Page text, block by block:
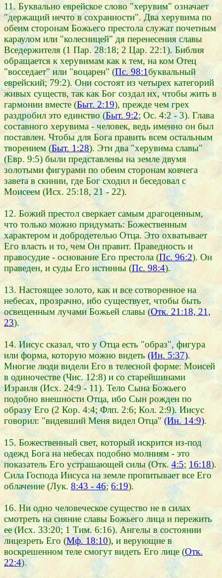
11. Буквально еврейское слово "херувим" означает
"держащий нечто в сохранности". Два херувима по
обеим сторонам Божьего престола служат почетным
караулом или "колесницей" дя перенесения славы
Вседержителя (1 Пар. 28:18; 2 Цар. 22:1). Библия
обращается к херувимам как к тем, на ком Отец
"восседает" или "воцарен" (Пс. 98:1буквальный
еврейский; 79:2). Они состоят из четырех категорий
живых существ, так как Бог создал их, чтобы жить в
гармонии вместе (Быт. 2:19), прежде чем грех
раздробил это единство (Быт. 9:2; Ос. 4:2 - 3). Глава
составного херувима - человек, ведь именно он был
поставлен. Чтобы для Бога править всем остальным
творением (Быт. 1:28). Эти два "херувима славы"
(Евр. 9:5) были представлены на земле двумя
золотыми фигурами по обеим сторонам ковчега
завета в скинии, где Бог сходил и беседовал с
Моисеем (Исх. 25:18, 21 - 22).
12. Божий престол сверкает самым драгоценным,
что только можно придумать: Божественным
характером и добродетелью Отца. Это охватывает
Его власть и то, чем Он правит. Праведность и
правосудие - основание Его престола (Пс. 96:2). Он
праведен, и суды Его истинны (Пс. 98:4).
13. Настоящее золото, как и все сотворенное на
небесах, прозрачно, ибо существует, чтобы быть
освещенным лучами Божьей славы (Отк. 21:18, 21,
23).
14. Иисус сказал, что у Отца есть "образ", фигура
или форма, которую можно видеть(Ин. 5:37).
Многие люди видели Его в телесной форме: Моисей
в одиночестве (Чис. 12:8) и со старейшинами
Израиля (Исх. 24:9 - 11). Тело Сына Божьего
подобно внешности Отца, ибо Сын рожден по
образу Его (2 Кор. 4:4; Флп. 2:6; Кол. 2:9). Иисус
говорил: "видевший Меня видел Отца" (Ин. 14:9).
15. Божественный свет, который искрится из-под
одежд Бога на небесах подобно молниям - это
показатель Его устрашающей силы (Отк.4:5;16:18).
Сила Господа Иисуса на земле пропитывает все Его
облачение (Лук.8:43 - 46;6:19).
16. Ни одно человеческое существо не в силах
смотреть на сияние славы Божьего лица и пережить
ее (Исх. 33:20; 1 Тим. 6:16). Ангелы в состоянии
лицезреть Его (Мф. 18:10), и верующие в
воскрешенном теле смогут видеть Его лице (Отк.
22:4).